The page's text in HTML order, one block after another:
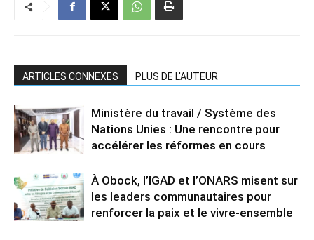
ARTICLES CONNEXES PLUS DE L'AUTEUR
Ministère du travail / Système des
Nations Unies : Une rencontre pour
accélérer les réformes en cours
À Obock, l’IGAD et l’ONARS misent sur
les leaders communautaires pour
renforcer la paix et le vivre-ensemble